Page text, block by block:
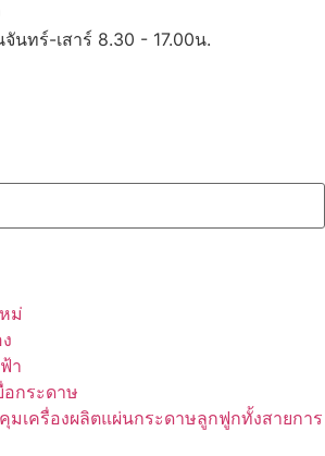
นทร์-เสาร์ 8.30 - 17.00น.
ม่
า
อกระดาษ
มเครื่องผลิตแผ่นกระดาษลูกฟูกทั้งสายการ